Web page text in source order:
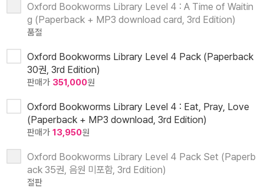
Oxford Bookworms Library Level 4 : A Time of Waitin
g (Paperback + MP3 download card, 3rd Edition)
품절
Oxford Bookworms Library Level 4 Pack (Paperback
30권, 3rd Edition)
판매가 351,000원
Oxford Bookworms Library Level 4 : Eat, Pray, Love
(Paperback + MP3 download, 3rd Edition)
판매가 13,950원
Oxford Bookworms Library Level 4 Pack Set (Paperb
ack 35권, 음원 미포함, 3rd Edition)
절판